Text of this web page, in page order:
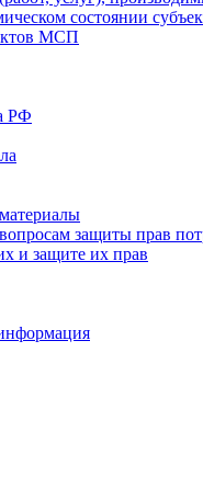
состоянии
МСП
РФ
защиты прав
и защите их прав